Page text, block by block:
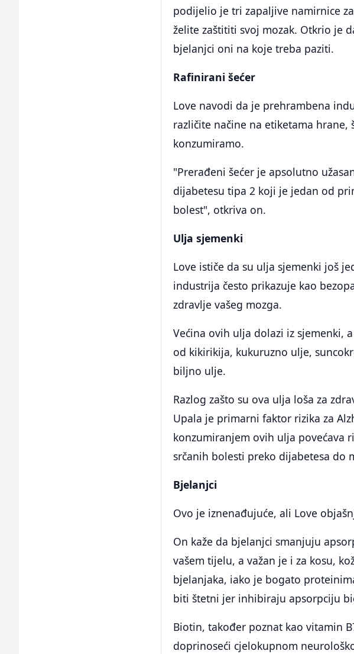
podijelio je tri zapaljive namirnice
želite zaštititi svoj mozak. Otkrio je
bjelanjci oni na koje treba paziti.
Rafinirani šećer
Love navodi da je prehrambena
različite načine na etiketama hrane,
konzumiramo.
"Prerađeni šećer je apsolutno
dijabetesu tipa 2 koji je jedan od
bolest", otkriva on.
Ulja sjemenki
Love ističe da su ulja sjemenki još
industrija često prikazuje kao
zdravlje vašeg mozga.
Većina ovih ulja dolazi iz sjemenki,
od kikirikija, kukuruzno ulje,
biljno ulje.
Razlog zašto su ova ulja loša za
Upala je primarni faktor rizika za
konzumiranjem ovih ulja povećava
srčanih bolesti preko dijabetesa do
Bjelanjci
Ovo je iznenađujuće, ali Love
On kaže da bjelanjci smanjuju
vašem tijelu, a važan je i za kosu,
bjelanjaka, iako je bogato
biti štetni jer inhibiraju apsorpciju
Biotin, također poznat kao vitamin
doprinoseći cjelokupnom